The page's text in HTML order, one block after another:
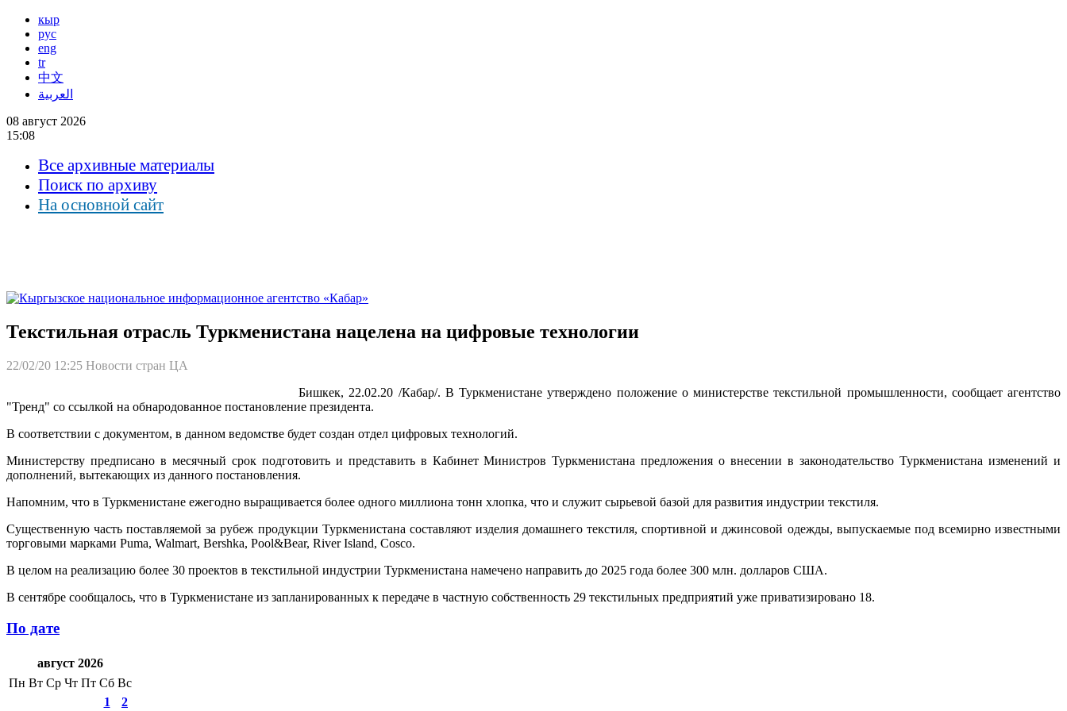
кыр
рус
eng
tr
中文
العربية
08 август 2026
15:08
Все архивные материалы
Поиск по архиву
На основной сайт
Текстильная отрасль Туркменистана нацелена на цифровые технологии
22/02/20 12:25 Новости стран ЦА
Бишкек, 22.02.20 /Кабар/. В Туркменистане утверждено положение о министерстве текстильной промышленности, сообщает агентство
"Тренд" со ссылкой на обнародованное постановление президента.
В соответствии с документом, в данном ведомстве будет создан отдел цифровых технологий.
Министерству предписано в месячный срок подготовить и представить в Кабинет Министров Туркменистана предложения о внесении в законодательство Туркменистана изменений и
дополнений, вытекающих из данного постановления.
Напомним, что в Туркменистане ежегодно выращивается более одного миллиона тонн хлопка, что и служит сырьевой базой для развития индустрии текстиля.
Существенную часть поставляемой за рубеж продукции Туркменистана составляют изделия домашнего текстиля, спортивной и джинсовой одежды, выпускаемые под всемирно известными
торговыми марками Puma, Walmart, Bershka, Pool&Bear, River Island, Cosco.
В целом на реализацию более 30 проектов в текстильной индустрии Туркменистана намечено направить до 2025 года более 300 млн. долларов США.
В сентябре сообщалось, что в Туркменистане из запланированных к передаче в частную собственность 29 текстильных предприятий уже приватизировано 18.
По дате
август 2026
Пн Вт Ср Чт Пт Сб Вс
1
2